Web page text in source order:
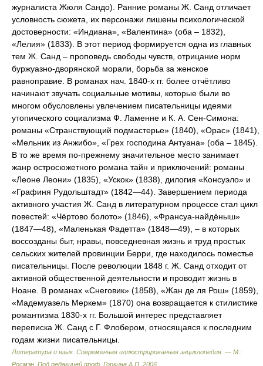
журналиста Жюля Сандо). Ранние романы Ж. Санд отличает
условность сюжета, их персонажи лишены психологической
достоверности: «Индиана», «Валентина» (оба – 1832),
«Лелия» (1833). В этот период формируется одна из главных
тем Ж. Санд – проповедь свободы чувств, отрицание норм
буржуазно-дворянской морали, борьба за женское
равноправие. В романах нач. 1840-х гг. более отчётливо
начинают звучать социальные мотивы, которые были во
многом обусловлены увлечением писательницы идеями
утопического социализма Ф. Ламенне и К. А. Сен-Симона:
романы «Странствующий подмастерье» (1840), «Орас» (1841),
«Мельник из Анжибо», «Грех господина Антуана» (оба – 1845).
В то же время по-прежнему значительное место занимает
жанр остросюжетного романа тайн и приключений: романы
«Леоне Леони» (1835), «Ускок» (1838), дилогия «Консуэло» и
«Графиня Рудольштадт» (1842—44). Завершением периода
активного участия Ж. Санд в литературном процессе стал цикл
повестей: «Чёртово болото» (1846), «Франсуа-найдёныш»
(1847—48), «Маленькая Фадетта» (1848—49), – в которых
воссозданы быт, нравы, повседневная жизнь и труд простых
сельских жителей провинции Берри, где находилось поместье
писательницы. После революции 1848 г. Ж. Санд отходит от
активной общественной деятельности и проводит жизнь в
Ноане. В романах «Снеговик» (1858), «Жан де ля Рош» (1859),
«Мадемуазель Меркем» (1870) она возвращается к стилистике
романтизма 1830-х гг. Большой интерес представляет
переписка Ж. Санд с Г. Флобером, относящаяся к последним
годам жизни писательницы.
Литература и язык. Современная иллюстрированная энциклопедия. — М.:
Росмэн Под редакцией проф. Горкина А.П. 2006